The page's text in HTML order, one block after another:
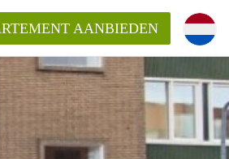
AANBIEDEN